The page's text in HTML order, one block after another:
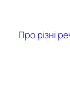
вмісту
Про різні